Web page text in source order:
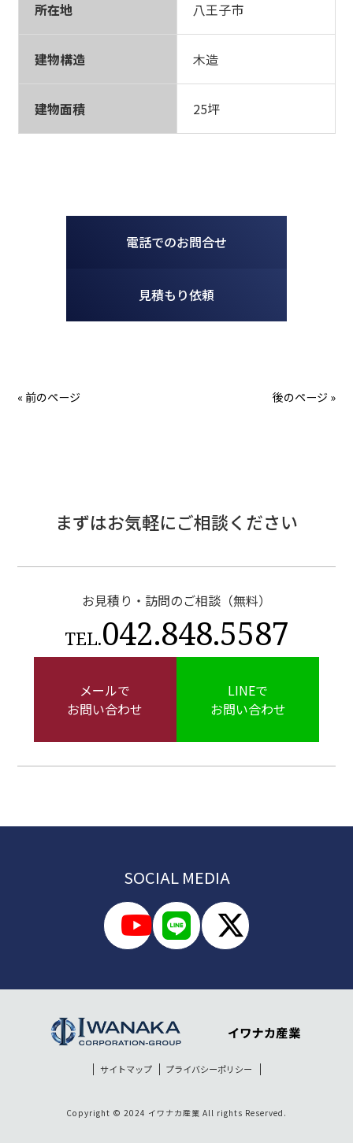
所在地 八王子市
建物構造 木造
建物面積 25坪
電話でのお問合せ
見積もり依頼
« 前のページ 後のページ »
まずはお気軽にご相談ください
お見積り・訪問のご相談（無料）
TEL.042.848.5587
メールで
お問い合わせ
LINEで
お問い合わせ
SOCIAL MEDIA
サイトマップ プライバシーポリシー
Copyright © 2024 イワナカ産業 All rights Reserved.